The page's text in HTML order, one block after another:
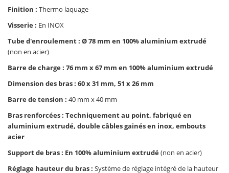
Finition : Thermo laquage
Visserie : En INOX
Tube d'enroulement : Ø 78 mm en 100% aluminium extrudé
(non en acier)
Barre de charge : 76 mm x 67 mm en 100% aluminium extrudé
Dimension des bras : 60 x 31 mm, 51 x 26 mm
Barre de tension : 40 mm x 40 mm
Bras renforcées : Techniquement au point, fabriqué en
aluminium extrudé, double câbles gainés en inox, embouts
acier
Support de bras : En 100% aluminium extrudé(non en acier)
Réglage hauteur du bras : Système de réglage intégré de la hauteur